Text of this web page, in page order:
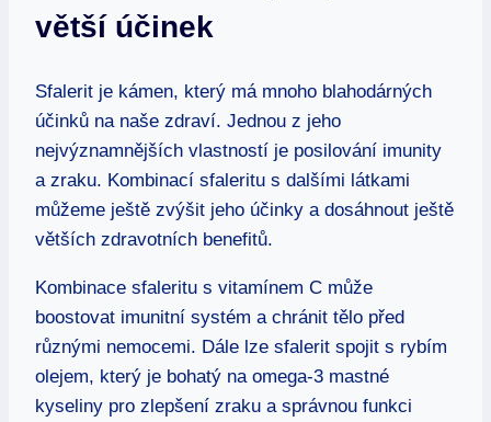
větší účinek
Sfalerit je kámen, který má mnoho blahodárných
účinků na naše zdraví. Jednou z jeho
nejvýznamnějších vlastností je posilování imunity
a zraku. Kombinací sfaleritu s dalšími látkami
můžeme ještě zvýšit jeho účinky a dosáhnout ještě
větších zdravotních benefitů.
Kombinace sfaleritu s vitamínem C může
boostovat imunitní systém a chránit tělo před
různými nemocemi. Dále lze sfalerit spojit s rybím
olejem, který je bohatý na omega-3 mastné
kyseliny pro zlepšení zraku a správnou funkci